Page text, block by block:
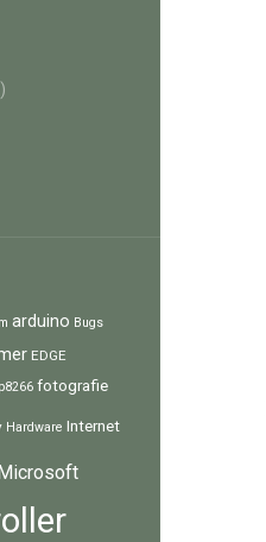
arduino Bugs
EDGE
fotografie
Hardware Internet